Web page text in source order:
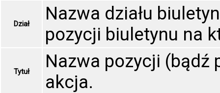
Dział
Nazwa działu
pozycji biuletynu na
Tytuł
Nazwa pozycji (bądź
akcja.